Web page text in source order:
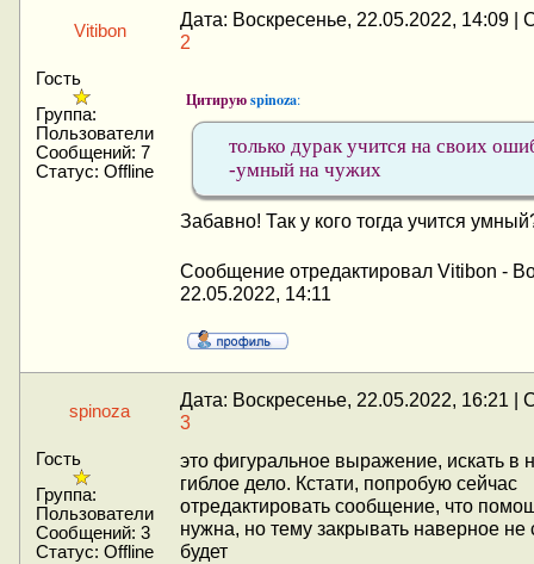
Vitibon
Дата: Воскресенье, 22.05.2022, 14:09 |
2
Гость
Группа:
Пользователи
Сообщений: 7
Статус: Offline
Цитируюspinoza:
только дурак учится на своих
-умный на чужих
Забавно! Так у кого тогда учится
Сообщение отредактировал Vitibon -
22.05.2022, 14:11
spinoza
Дата: Воскресенье, 22.05.2022, 16:21 |
3
Гость
Группа:
Пользователи
Сообщений: 3
Статус: Offline
это фигуральное выражение, искать в
гиблое дело. Кстати, попробую сейчас
отредактировать сообщение, что
нужна, но тему закрывать наверное не
будет